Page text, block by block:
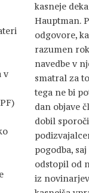
v
kasneje
Hauptman.
odgovore,
razumen
navedbe v
smatral za
tega ne bi
dan objave
dobil
pogodba,
odstopil od
iz